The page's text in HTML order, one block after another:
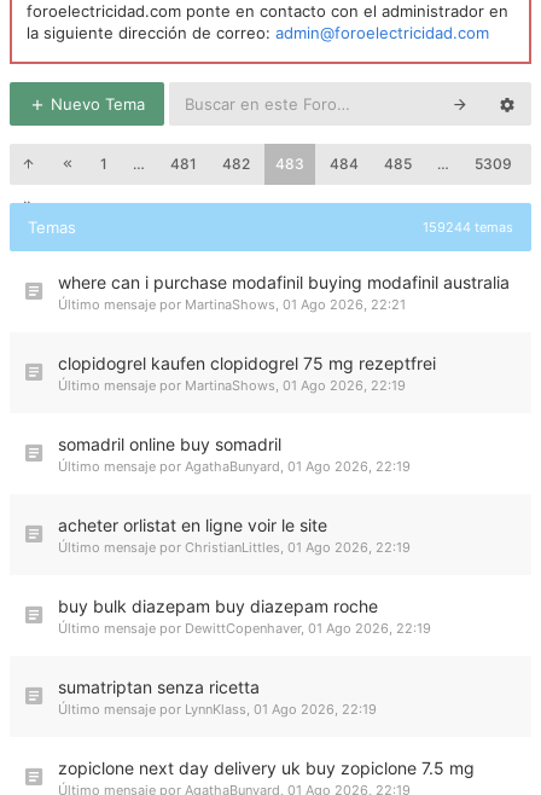
foroelectricidad.com ponte en contacto con el administrador en
la siguiente dirección de correo: admin@foroelectricidad.com
Nuevo Tema
1 … 481 482 483 484 485 … 5309
Temas 159244 temas
where can i purchase modafinil buying modafinil australia
Último mensaje por MartinaShows, 01 Ago 2026, 22:21
clopidogrel kaufen clopidogrel 75 mg rezeptfrei
Último mensaje por MartinaShows, 01 Ago 2026, 22:19
somadril online buy somadril
Último mensaje por AgathaBunyard, 01 Ago 2026, 22:19
acheter orlistat en ligne voir le site
Último mensaje por ChristianLittles, 01 Ago 2026, 22:19
buy bulk diazepam buy diazepam roche
Último mensaje por DewittCopenhaver, 01 Ago 2026, 22:19
sumatriptan senza ricetta
Último mensaje por LynnKlass, 01 Ago 2026, 22:19
zopiclone next day delivery uk buy zopiclone 7.5 mg
Último mensaje por AgathaBunyard, 01 Ago 2026, 22:19